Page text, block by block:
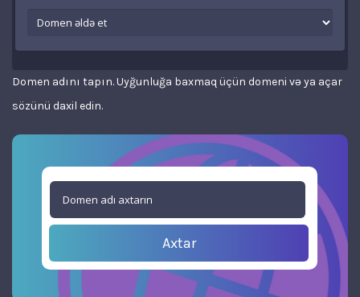
Domen adını tapın. Uyğunluğa baxmaq üçün domeni və ya açar
sözünü daxil edin.
Axtar